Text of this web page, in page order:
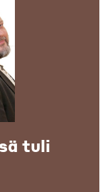
tuli